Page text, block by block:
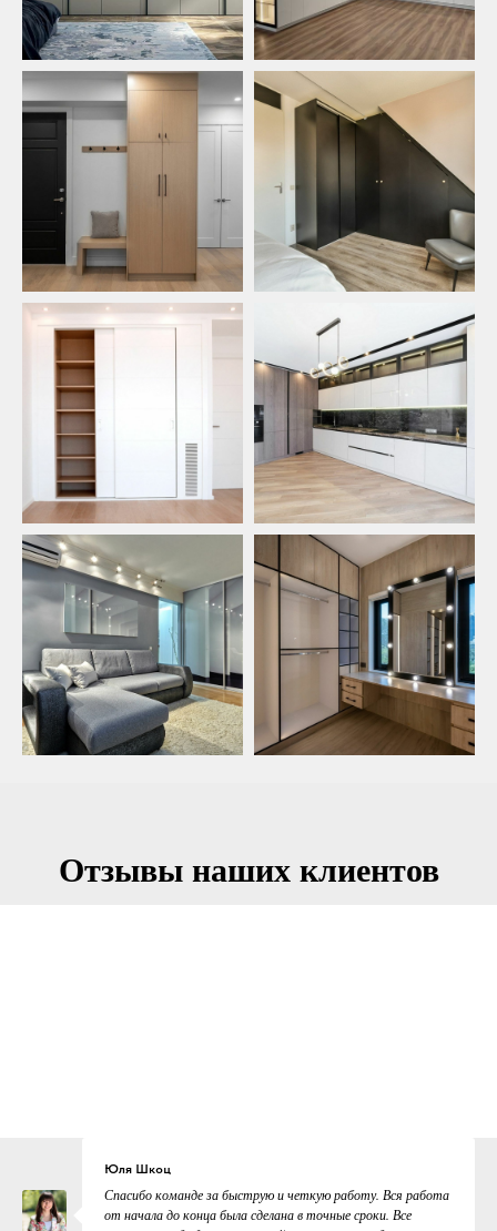
Отзывы наших клиентов
Юля Шкоц
Спасибо команде за быструю и четкую работу. Вся работа
от начала до конца была сделана в точные сроки. Все